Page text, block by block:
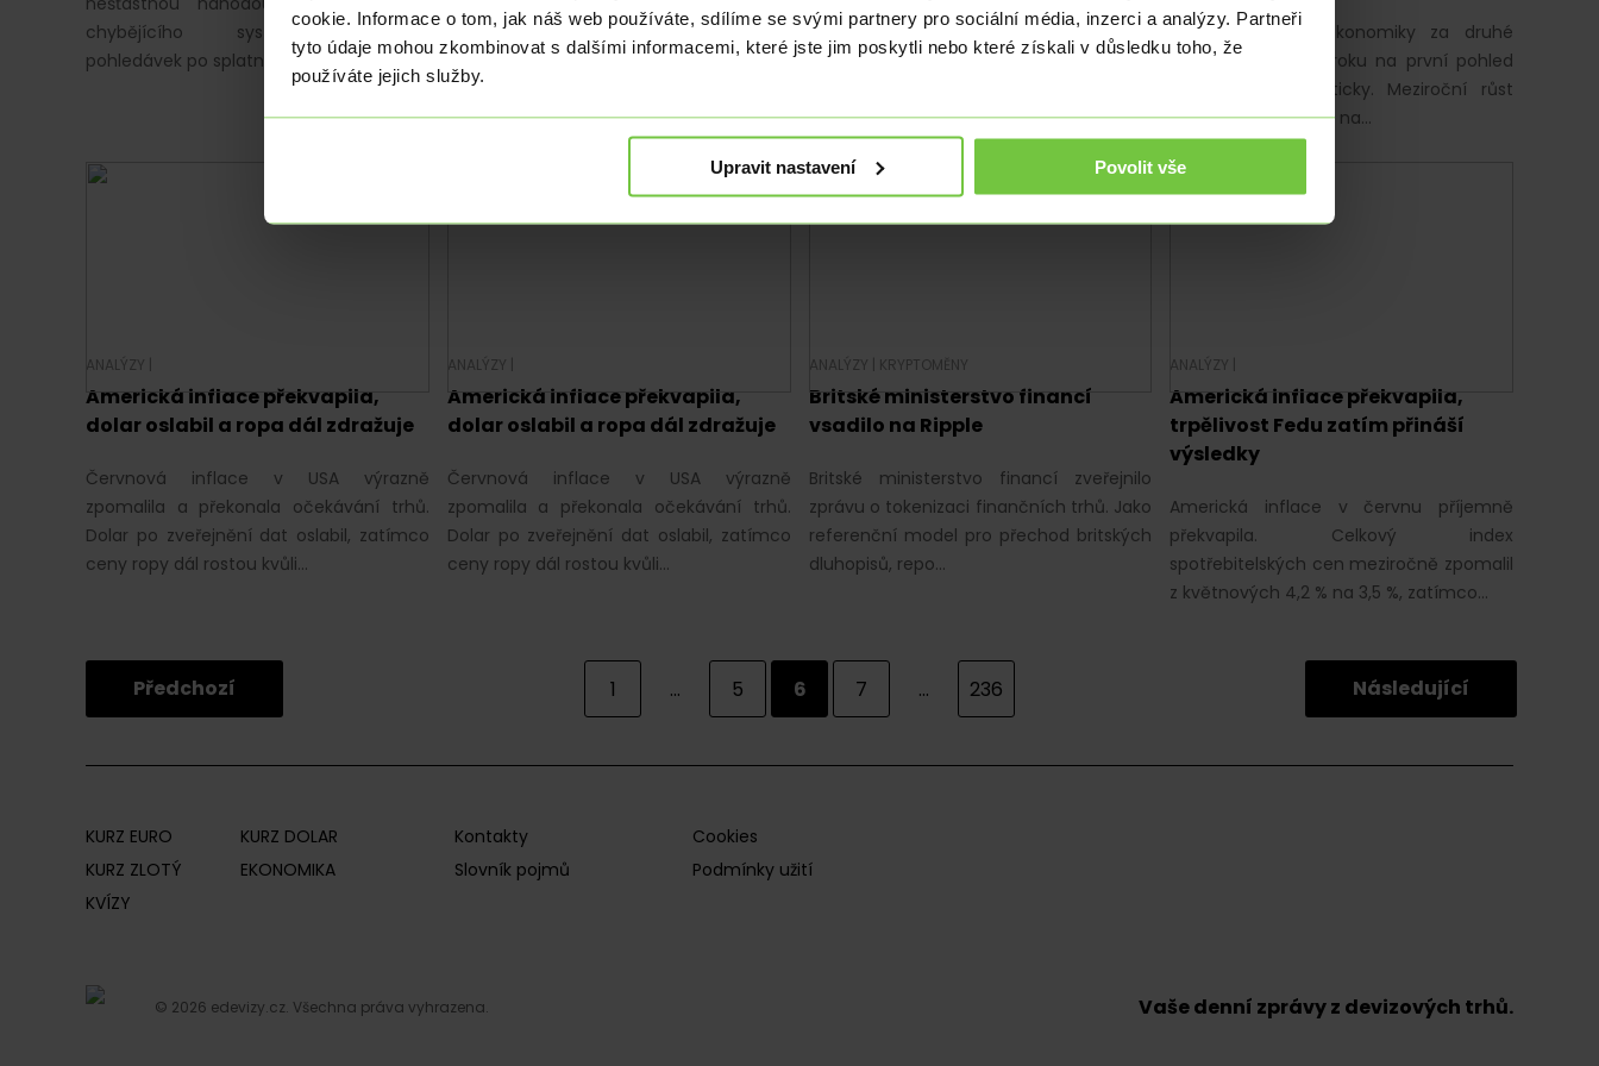
cookie. Informace o tom, jak náš web používáte, sdílíme se svými partnery pro sociální média, inzerci a analýzy. Partneři
tyto údaje mohou zkombinovat s dalšími informacemi, které jste jim poskytli nebo které získali v důsledku toho, že
používáte jejich služby.
Upravit nastavení Povolit vše
chybějícího systému. Většinu
pohledávek po splatnosti lze přitom…
soustředí především na americké
maloobchodní tržby a statistiky z trhu
práce. Po slabších inflačních…
soustředí především na americké
maloobchodní tržby a statistiky z trhu
Výsledky čínské ekonomiky za druhé
čtvrtletí letošního roku na první pohled
nevypadají dramaticky. Meziroční růst
HDP zpomalil z 5,0 % na…
ANALÝZY
Americká inflace překvapila,
dolar oslabil a ropa dál zdražuje
Červnová inflace v USA výrazně
zpomalila a překonala očekávání trhů.
Dolar po zveřejnění dat oslabil, zatímco
ceny ropy dál rostou kvůli…
ANALÝZY
Americká inflace překvapila,
dolar oslabil a ropa dál zdražuje
Červnová inflace v USA výrazně
zpomalila a překonala očekávání trhů.
Dolar po zveřejnění dat oslabil, zatímco
ceny ropy dál rostou kvůli…
ANALÝZY KRYPTOMĚNY
Britské ministerstvo financí
vsadilo na Ripple
Britské ministerstvo financí zveřejnilo
zprávu o tokenizaci finančních trhů. Jako
referenční model pro přechod britských
dluhopisů, repo…
ANALÝZY
Americká inflace překvapila,
trpělivost Fedu zatím přináší
výsledky
Americká inflace v červnu příjemně
překvapila. Celkový index
spotřebitelských cen meziročně zpomalil
z květnových 4,2 % na 3,5 %, zatímco…
Předchozí 1 ... 5 6 7 ... 236 Následující
KURZ EURO
KURZ DOLAR
KURZ ZLOTÝ
EKONOMIKA
KVÍZY
Kontakty
Cookies
Slovník pojmů
Podmínky užití
Vaše denní zprávy z devizových trhů.
© 2026 edevizy.cz. Všechna práva vyhrazena.